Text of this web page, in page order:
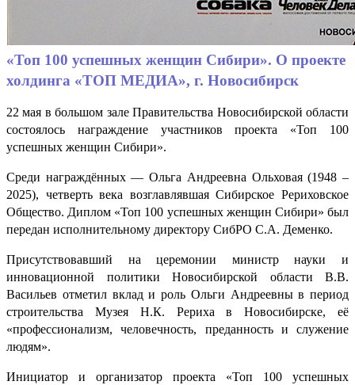
«Топ 100 успешных женщин Сибири». О проекте
холдинга «ТОП МЕДИА», г. Новосибирск
22 мая в большом зале Правительства Новосибирской области
состоялось награждение участников проекта «Топ 100
успешных женщин Сибири».
Среди награждённых — Ольга Андреевна Ольховая (1948 –
2025), четверть века возглавлявшая Сибирское Рериховское
Общество. Диплом «Топ 100 успешных женщин Сибири» был
передан исполнительному директору СибРО С.А. Деменко.
Присутствовавший на церемонии министр науки и
инновационной политики Новосибирской области В.В.
Васильев отметил вклад и роль Ольги Андреевны в период
строительства Музея Н.К. Рериха в Новосибирске, её
«профессионализм, человечность, преданность и служение
людям».
Инициатор и организатор проекта «Топ 100 успешных